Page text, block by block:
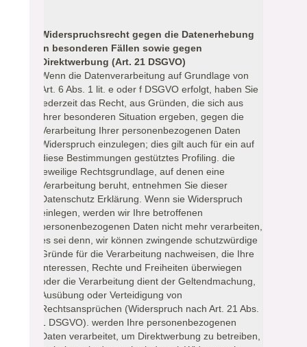
Widerspruchsrecht gegen die Datenerhebung
in besonderen Fällen sowie gegen
Direktwerbung (Art. 21 DSGVO)
Wenn die Datenverarbeitung auf Grundlage von
Art. 6 Abs. 1 lit. e oder f DSGVO erfolgt, haben Sie
jederzeit das Recht, aus Gründen, die sich aus
Ihrer besonderen Situation ergeben, gegen die
Verarbeitung Ihrer personenbezogenen Daten
Widerspruch einzulegen; dies gilt auch für ein auf
diese Bestimmungen gestütztes Profiling. die
jeweilige Rechtsgrundlage, auf denen eine
Verarbeitung beruht, entnehmen Sie dieser
Datenschutz Erklärung. Wenn sie Widerspruch
einlegen, werden wir Ihre betroffenen
personenbezogenen Daten nicht mehr verarbeiten,
es sei denn, wir können zwingende schutzwürdige
Gründe für die Verarbeitung nachweisen, die Ihre
Interessen, Rechte und Freiheiten überwiegen
oder die Verarbeitung dient der Geltendmachung,
Ausübung oder Verteidigung von
Rechtsansprüchen (Widerspruch nach Art. 21 Abs.
1 DSGVO). werden Ihre personenbezogenen
Daten verarbeitet, um Direktwerbung zu betreiben,